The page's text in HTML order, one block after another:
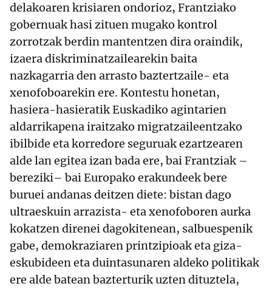
delakoaren krisiaren ondorioz, Frantziako
gobernuak hasi zituen mugako kontrol
zorrotzak berdin mantentzen dira oraindik,
izaera diskriminatzailearekin baita
nazkagarria den arrasto baztertzaile- eta
xenofoboarekin ere. Kontestu honetan,
hasiera-hasieratik Euskadiko agintarien
aldarrikapena iraitzako migratzaileentzako
ibilbide eta korredore seguruak ezartzearen
alde lan egitea izan bada ere, bai Frantziak –
bereziki– bai Europako erakundeek bere
buruei andanas deitzen diete: bistan dago
ultraeskuin arrazista- eta xenofoboren aurka
kokatzen direnei dagokitenean, salbuespenik
gabe, demokraziaren printzipioak eta giza-
eskubideen eta duintasunaren aldeko politikak
ere alde batean bazterturik uzten dituztela,